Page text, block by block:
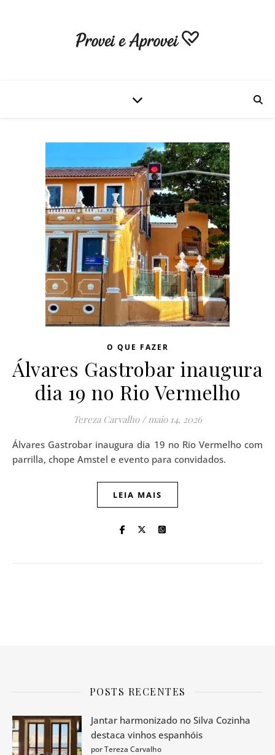
O QUE FAZER
Álvares Gastrobar inaugura
dia 19 no Rio Vermelho
Tereza Carvalho / maio 14, 2026
Álvares Gastrobar inaugura dia 19 no Rio Vermelho com
parrilla, chope Amstel e evento para convidados.
LEIA MAIS
POSTS RECENTES
Jantar harmonizado no Silva Cozinha
destaca vinhos espanhóis
por Tereza Carvalho